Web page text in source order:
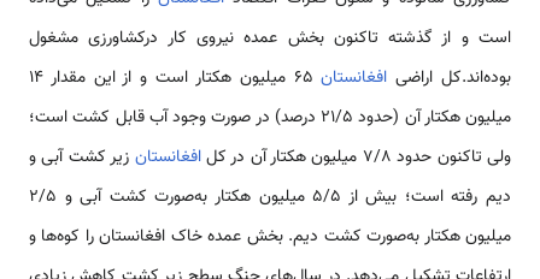
است و از گذشته تاکنون بخش عمده نیروی کار درکشاورزی مشغول
بوده‌اند.کل اراضی افغانستان
۶۵ میلیون هکتار است و از این مقدار ۱۴
میلیون هکتار آن (حدود 21/5 درصد) در صورت وجود آب قابل کشت است؛
ولی تاکنون حدود 7/8 میلیون هکتار آن در کل
افغانستان زیر کشت آبی و
دیم رفته است؛ بیش از ۵/۵ میلیون هکتار به‌صورت کشت آبی و 2/5
میلیون هکتار به‌صورت کشت دیم. بخش عمده خاک افغانستان را کوه‌ها و